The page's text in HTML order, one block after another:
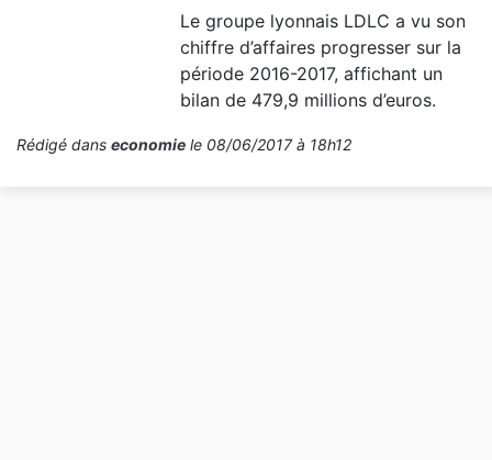
Le groupe lyonnais LDLC a vu son
chiffre d’affaires progresser sur la
période 2016-2017, affichant un
bilan de 479,9 millions d’euros.
Rédigé dans economie le 08/06/2017 à 18h12